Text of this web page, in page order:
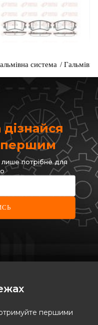
207
КУПИТИ
Відправка 12.08
%
6 02-07
грн
КУПИТИ
система
першим
потрібне для
першими